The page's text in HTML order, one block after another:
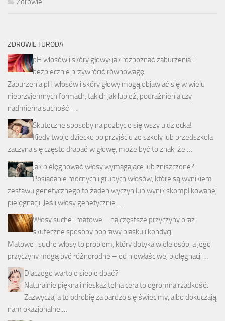
ZDROWIE I URODA
pH włosów i skóry głowy: jak rozpoznać zaburzenia i
bezpiecznie przywrócić równowagę
Zaburzenia pH włosów i skóry głowy mogą objawiać się w wielu
nieprzyjemnych formach, takich jak łupież, podrażnienia czy
nadmierna suchość. …
Skuteczne sposoby na pozbycie się wszy u dziecka!
Kiedy twoje dziecko po przyjściu ze szkoły lub przedszkola
zaczyna się często drapać w głowę, może być to znak, że …
Jak pielęgnować włosy wymagające lub zniszczone?
Posiadanie mocnych i grubych włosów, które są wynikiem
zestawu genetycznego to żaden wyczyn lub wynik skomplikowanej
pielęgnacji. Jeśli włosy genetycznie …
Włosy suche i matowe – najczęstsze przyczyny oraz
skuteczne sposoby poprawy blasku i kondycji
Matowe i suche włosy to problem, który dotyka wiele osób, a jego
przyczyny mogą być różnorodne – od niewłaściwej pielęgnacji …
Dlaczego warto o siebie dbać?
Naturalnie piękna i nieskazitelna cera to ogromna rzadkość.
Zazwyczaj a to odrobię za bardzo się świecimy, albo dokuczają
nam okazjonalne …